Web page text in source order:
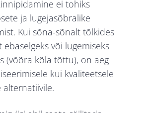
ei tohiks
ja lugejasõbralike
Kui sõna-sõnalt tõlkides
ebaselgeks või lugemiseks
(võõra kõla tõttu), on aeg
kui kvaliteetsele